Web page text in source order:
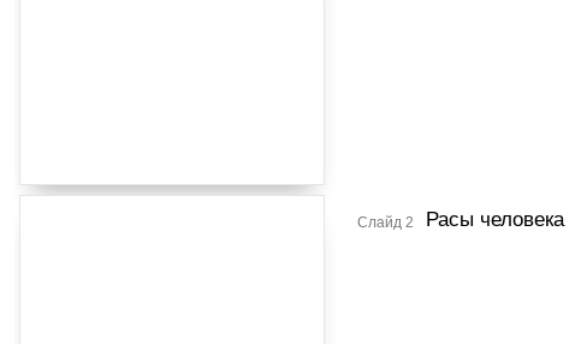
Слайд 2 Расы человека